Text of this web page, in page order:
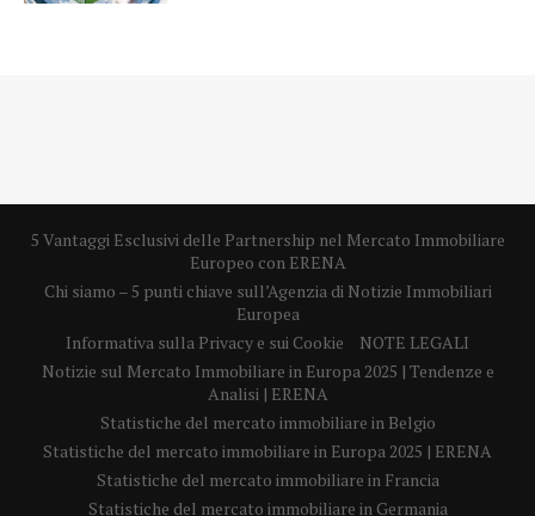
5 Vantaggi Esclusivi delle Partnership nel Mercato Immobiliare
Europeo con ERENA
Chi siamo – 5 punti chiave sull’Agenzia di Notizie Immobiliari
Europea
Informativa sulla Privacy e sui Cookie
NOTE LEGALI
Notizie sul Mercato Immobiliare in Europa 2025 | Tendenze e
Analisi | ERENA
Statistiche del mercato immobiliare in Belgio
Statistiche del mercato immobiliare in Europa 2025 | ERENA
Statistiche del mercato immobiliare in Francia
Statistiche del mercato immobiliare in Germania